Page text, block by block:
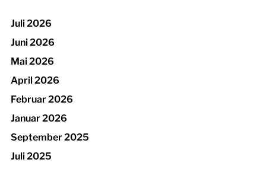
Juli 2026
Juni 2026
Mai 2026
April 2026
Februar 2026
Januar 2026
September 2025
Juli 2025